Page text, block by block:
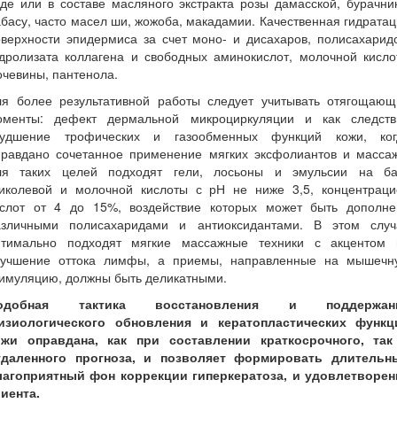
часто масел ши, жожоба, макадамии. Качественная
эпидермиса за счет моно- и дисахаров,
коллагена и свободных аминокислот, молочной
пантенола.
более результативной работы следует учитывать
дефект дермальной микроциркуляции и как
трофических и газообменных функций кожи,
сочетанное применение мягких эксфолиантов и
таких целей подходят гели, лосьоны и эмульсии на
и молочной кислоты с рН не ниже 3,5,
от 4 до 15%, воздействие которых может быть
полисахаридами и антиоксидантами. В этом
подходят мягкие массажные техники с акцентом
оттока лимфы, а приемы, направленные на
должны быть деликатными.
тактика восстановления и
обновления и кератопластических
оправдана, как при составлении краткосрочного,
прогноза, и позволяет формировать
фон коррекции гиперкератоза, и